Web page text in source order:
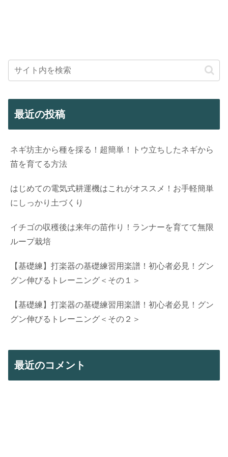
最近の投稿
ネギ坊主から種を採る！超簡単！トウ立ちしたネギから
苗を育てる方法
はじめての電気式耕運機はこれがオススメ！お手軽簡単
にしっかり土づくり
イチゴの収穫後は来年の苗作り！ランナーを育てて無限
ループ栽培
【基礎練】打楽器の基礎練習用楽譜！初心者必見！グン
グン伸びるトレーニング＜その１＞
【基礎練】打楽器の基礎練習用楽譜！初心者必見！グン
グン伸びるトレーニング＜その２＞
最近のコメント